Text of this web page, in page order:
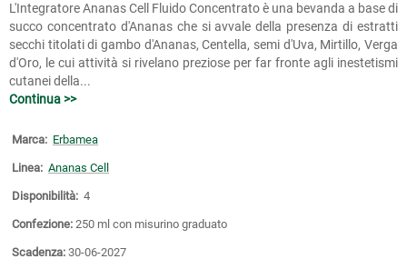
L'Integratore Ananas Cell Fluido Concentrato è una bevanda a base di
succo concentrato d'Ananas che si avvale della presenza di estratti
secchi titolati di gambo d'Ananas, Centella, semi d'Uva, Mirtillo, Verga
d'Oro, le cui attività si rivelano preziose per far fronte agli inestetismi
cutanei della...
Continua >>
Marca: Erbamea
Linea: Ananas Cell
Disponibilità: 4
Confezione: 250 ml con misurino graduato
Scadenza: 30-06-2027